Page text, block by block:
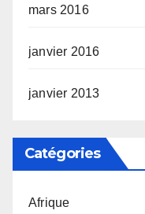
mars 2016
janvier 2016
janvier 2013
Catégories
Afrique